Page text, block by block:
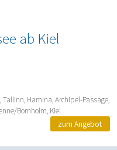
ab Kiel
Tallinn, Hamina, Archipel-Passage,
Bornholm, Kiel
zum Angebot